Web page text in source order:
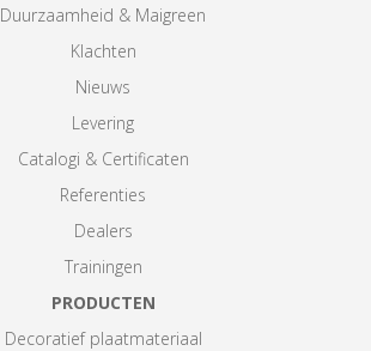
Duurzaamheid & Maigreen
Klachten
Nieuws
Levering
Catalogi & Certificaten
Referenties
Dealers
Trainingen
PRODUCTEN
Decoratief plaatmateriaal